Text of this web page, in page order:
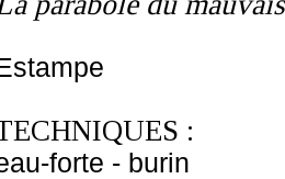
:
forte - burin